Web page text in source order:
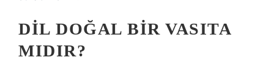
DIL DOĞAL BIR VASITA
MIDIR?